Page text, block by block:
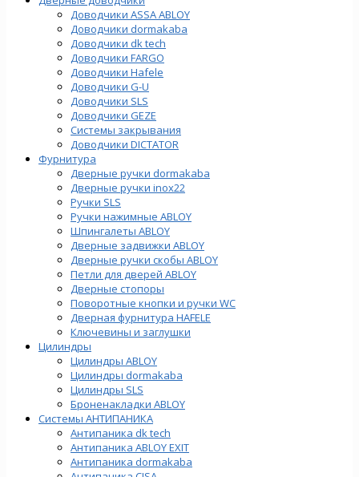
Доводчики ASSA ABLOY
Доводчики dormakaba
Доводчики dk tech
Доводчики FARGO
Доводчики Hafele
Доводчики G-U
Доводчики SLS
Доводчики GEZE
Cистемы закрывания
Доводчики DICTATOR
Фурнитура
Дверные ручки dormakaba
Дверные ручки inox22
Ручки SLS
Ручки нажимные ABLOY
Шпингалеты ABLOY
Дверные задвижки ABLOY
Дверные ручки скобы ABLOY
Петли для дверей ABLOY
Дверные стопоры
Поворотные кнопки и ручки WC
Дверная фурнитура HAFELE
Ключевины и заглушки
Цилиндры
Цилиндры ABLOY
Цилиндры dormakaba
Цилиндры SLS
Броненакладки ABLOY
Системы АНТИПАНИКА
Антипаника dk tech
Антипаника ABLOY EXIT
Антипаника dormakaba